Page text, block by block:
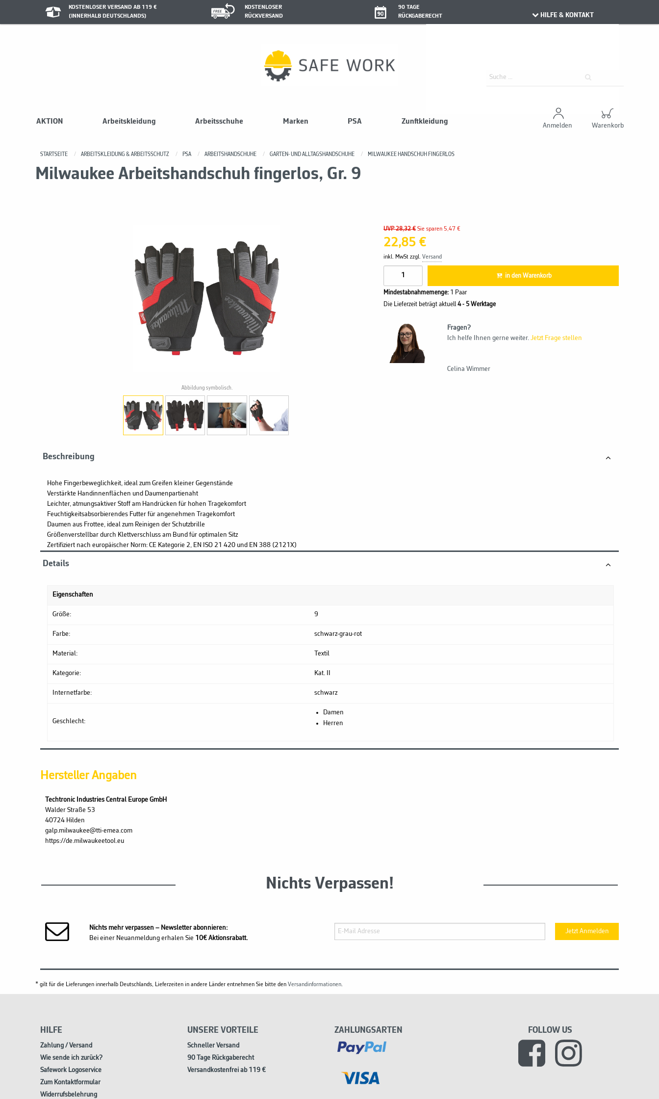
KOSTENLOSER VERSAND AB 119 €
(INNERHALB DEUTSCHLANDS)
KOSTENLOSER
RÜCKVERSAND
90 TAGE
RÜCKGABERECHT
HILFE & KONTAKT
AKTION Arbeitskleidung Arbeitsschuhe Marken PSA Zunftkleidung
Anmelden Warenkorb
STARTSEITE ARBEITSKLEIDUNG & ARBEITSSCHUTZ PSA ARBEITSHANDSCHUHE GARTEN- UND ALLTAGSHANDSCHUHE MILWAUKEE HANDSCHUH FINGERLOS
Milwaukee Arbeitshandschuh fingerlos, Gr. 9
Abbildung symbolisch.
UVP 28,32 € Sie sparen 5,47 €
22,85 €
inkl. MwSt zzgl. Versand
in den Warenkorb
Mindestabnahmemenge: 1 Paar
Die Lieferzeit beträgt aktuell 4 - 5 Werktage
Fragen?
Ich helfe Ihnen gerne weiter. Jetzt Frage stellen
Celina Wimmer
Beschreibung
Hohe Fingerbeweglichkeit, ideal zum Greifen kleiner Gegenstände
Verstärkte Handinnenflächen und Daumenpartienaht
Leichter, atmungsaktiver Stoff am Handrücken für hohen Tragekomfort
Feuchtigkeitsabsorbierendes Futter für angenehmen Tragekomfort
Daumen aus Frottee, ideal zum Reinigen der Schutzbrille
Größenverstellbar durch Klettverschluss am Bund für optimalen Sitz
Zertifiziert nach europäischer Norm: CE Kategorie 2, EN ISO 21 420 und EN 388 (2121X)
Details
Eigenschaften
Größe: 9
Farbe: schwarz-grau-rot
Material: Textil
Kategorie: Kat. II
Internetfarbe: schwarz
Geschlecht:
Damen
Herren
Hersteller Angaben
Techtronic Industries Central Europe GmbH
Walder Straße 53
40724 Hilden
galp.milwaukee@tti-emea.com
https://de.milwaukeetool.eu
Nichts Verpassen!
Nichts mehr verpassen – Newsletter abonnieren:
Bei einer Neuanmeldung erhalen Sie 10€ Aktionsrabatt.
Jetzt Anmelden
* gilt für die Lieferungen innerhalb Deutschlands, Lieferzeiten in andere Länder entnehmen Sie bitte den Versandinformationen.
HILFE
Zahlung / Versand
Wie sende ich zurück?
Safework Logoservice
Zum Kontaktformular
Widerrufsbelehrung
UNSERE VORTEILE
Schneller Versand
90 Tage Rückgaberecht
Versandkostenfrei ab 119 €
FOLLOW US
ZAHLUNGSARTEN